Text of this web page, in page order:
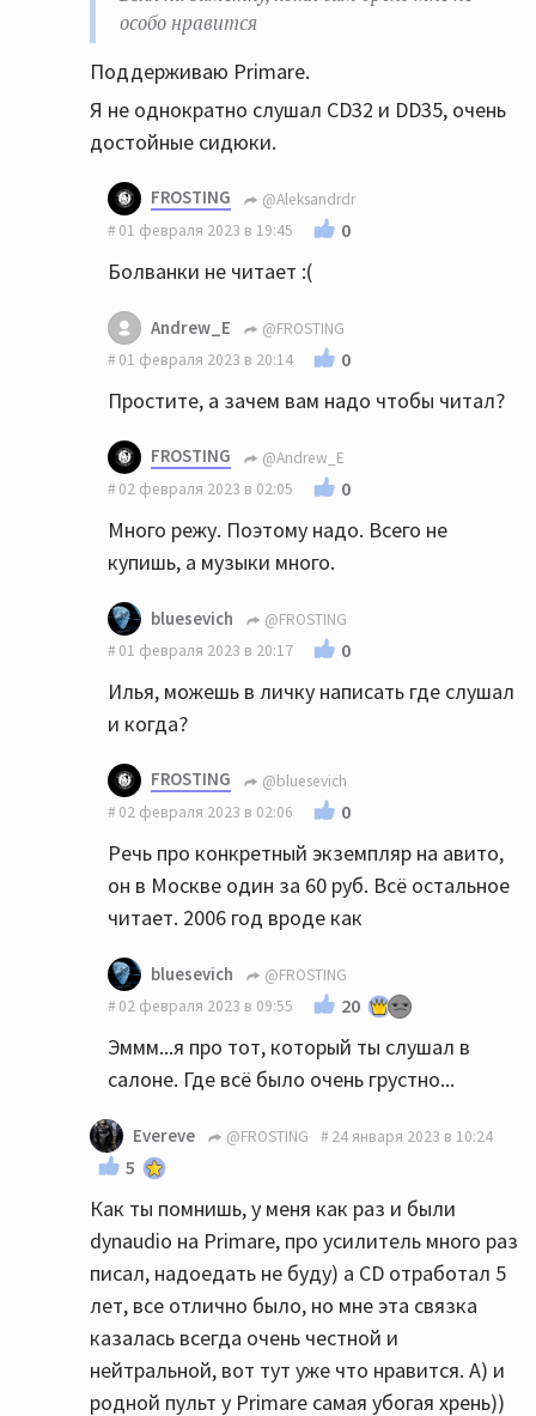
особо нравится
Поддерживаю Primare.
Я не однократно слушал CD32 и DD35, очень
достойные сидюки.
FROSTING
@Aleksandrdr
01 февраля 2023 в 19:45
0
Болванки не читает :(
Andrew_E
@FROSTING
01 февраля 2023 в 20:14
0
Простите, а зачем вам надо чтобы читал?
FROSTING
@Andrew_E
02 февраля 2023 в 02:05
0
Много режу. Поэтому надо. Всего не
купишь, а музыки много.
bluesevich
@FROSTING
01 февраля 2023 в 20:17
0
Илья, можешь в личку написать где слушал
и когда?
FROSTING
@bluesevich
02 февраля 2023 в 02:06
0
Речь про конкретный экземпляр на авито,
он в Москве один за 60 руб. Всё остальное
читает. 2006 год вроде как
bluesevich
@FROSTING
02 февраля 2023 в 09:55
20
Эммм...я про тот, который ты слушал в
салоне. Где всё было очень грустно...
Evereve @FROSTING 24 января 2023 в 10:24
5
Как ты помнишь, у меня как раз и были
dynaudio на Primare, про усилитель много раз
писал, надоедать не буду) а CD отработал 5
лет, все отлично было, но мне эта связка
казалась всегда очень честной и
нейтральной, вот тут уже что нравится. А) и
родной пульт у Primare самая убогая хрень))